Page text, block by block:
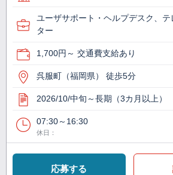
ユーザサポート・ヘルプデスク、
ター
1,700円～ 交通費支給あり
呉服町（福岡県） 徒歩5分
2026/10/中旬～長期（3カ月以上）
07:30～16:30
休日：
応募する